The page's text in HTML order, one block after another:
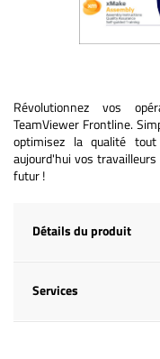
Révolutionnez vos
TeamViewer Frontline.
optimisez la qualité
aujourd'hui vos
futur !
Détails du produit
Services